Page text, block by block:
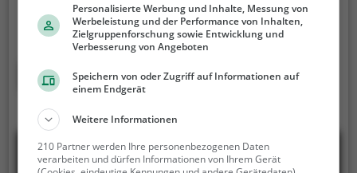
bodenständige Küche. Auf der sonnigen Terrasse
oder im festlichen Ballsaal kann man zu jeder
Gelegenheit genießen. Ob deutsche und europäische
Gerichte, erfrischende Biere oder köstliche Cocktails
- hier wird man fündig. Regionale Küche und
gesunde Optionen stehen ebenfalls auf der
Speisekarte. Besonders beliebt ist auch der Brunch,
der hier angeboten wird. Tauche ein in die
gemütliche Atmosphäre und lasse sich von der
Mehr erfahren
Personalisierte Werbung und Inhalte, Messung von
Werbeleistung und der Performance von Inhalten,
Zielgruppenforschung sowie Entwicklung und
Verbesserung von Angeboten
Speichern von oder Zugriff auf Informationen auf
einem Endgerät
Weitere Informationen
210 Partner werden Ihre personenbezogenen Daten
verarbeiten und dürfen Informationen von Ihrem Gerät